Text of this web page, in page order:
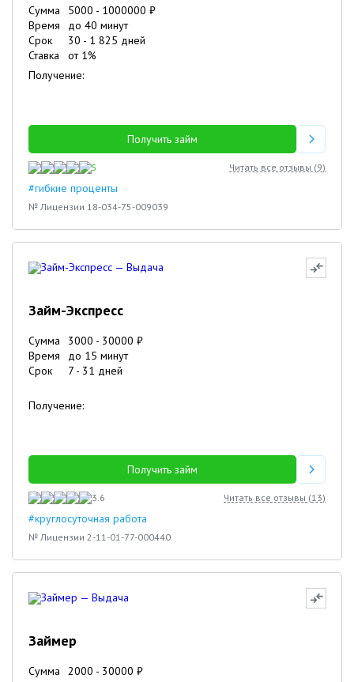
Сумма 5000 - 1000000 ₽
Время
до 40 минут
Срок
30 - 1 825 дней
Ставка
от 1%
Получение:
Получить займ
5 Читать все отзывы (9)
#гибкие проценты
№ Лицензии 18-034-75-009039
Займ-Экспресс
Сумма 3000 - 30000 ₽
Время
до 15 минут
Срок
7 - 31 дней
Получение:
Получить займ
3.6 Читать все отзывы (13)
#круглосуточная работа
№ Лицензии 2-11-01-77-000440
Займер
Сумма 2000 - 30000 ₽